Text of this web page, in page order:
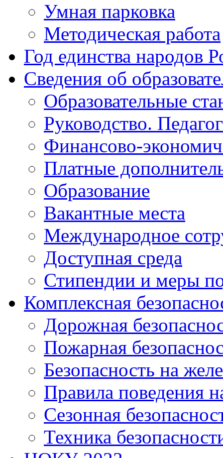
Умная парковка
Методическая работа
Год единства народов
Сведения об
Образовательные
Руководство.
Финансово-
Платные
Образование
Вакантные места
Международное
Доступная среда
Стипендии и меры
Комплексная
Дорожная
Пожарная
Безопасность на
Правила поведения
Сезонная
Техника